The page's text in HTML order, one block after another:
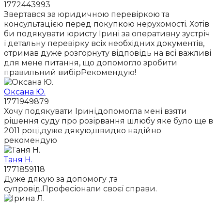
1772443993
Звертався за юридичною перевіркою та
консультацією перед покупкою нерухомості. Хотів
би подякувати юристу Ірині за оперативну зустріч
і детальну перевірку всіх необхідних документів,
отримав дуже розгорнуту відповідь на всі важливі
для мене питання, що допомогло зробити
правильний вибірРекомендую!
Оксана Ю.
1771949879
Хочу подякувати Ірині,допомогла мені взяти
рішення суду про розірвання шлюбу яке було ще в
2011 році,дуже дякую,швидко надійно
рекомендую
Таня Н.
1771859118
Дуже дякую за допомогу ,та
супровід.Професіонали своєї справи.